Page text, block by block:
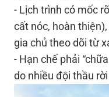
- Lịch trình có mốc
cất nóc, hoàn
gia chủ theo dõi từ
- Hạn chế phải
do nhiều đội thầu